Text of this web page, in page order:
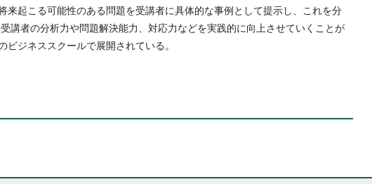
来起こる可能性のある問題を受講者に具体的な事例として提示し、これを分
講者の分析力や問題解決能力、対応力などを実践的に向上させていくことが
ビジネススクールで展開されている。